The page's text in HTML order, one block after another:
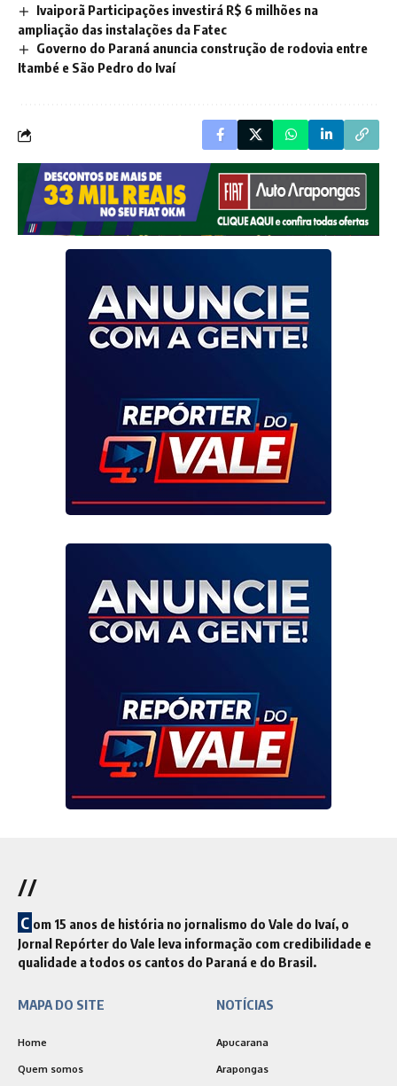
Ivaiporã Participações investirá R$ 6 milhões na
ampliação das instalações da Fatec
Governo do Paraná anuncia construção de rodovia entre
Itambé e São Pedro do Ivaí
//
C om 15 anos de história no jornalismo do Vale do Ivaí, o
Jornal Repórter do Vale leva informação com credibilidade e
qualidade a todos os cantos do Paraná e do Brasil.
MAPA DO SITE
Home
Quem somos
NOTÍCIAS
Apucarana
Arapongas